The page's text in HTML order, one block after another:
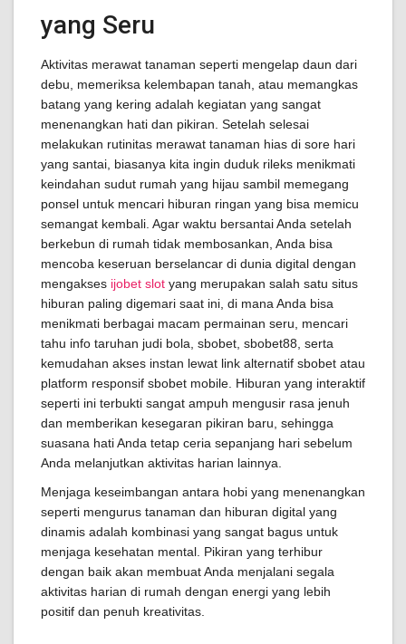
yang Seru
Aktivitas merawat tanaman seperti mengelap daun dari
debu, memeriksa kelembapan tanah, atau memangkas
batang yang kering adalah kegiatan yang sangat
menenangkan hati dan pikiran. Setelah selesai
melakukan rutinitas merawat tanaman hias di sore hari
yang santai, biasanya kita ingin duduk rileks menikmati
keindahan sudut rumah yang hijau sambil memegang
ponsel untuk mencari hiburan ringan yang bisa memicu
semangat kembali. Agar waktu bersantai Anda setelah
berkebun di rumah tidak membosankan, Anda bisa
mencoba keseruan berselancar di dunia digital dengan
mengakses ijobet slot yang merupakan salah satu situs
hiburan paling digemari saat ini, di mana Anda bisa
menikmati berbagai macam permainan seru, mencari
tahu info taruhan judi bola, sbobet, sbobet88, serta
kemudahan akses instan lewat link alternatif sbobet atau
platform responsif sbobet mobile. Hiburan yang interaktif
seperti ini terbukti sangat ampuh mengusir rasa jenuh
dan memberikan kesegaran pikiran baru, sehingga
suasana hati Anda tetap ceria sepanjang hari sebelum
Anda melanjutkan aktivitas harian lainnya.
Menjaga keseimbangan antara hobi yang menenangkan
seperti mengurus tanaman dan hiburan digital yang
dinamis adalah kombinasi yang sangat bagus untuk
menjaga kesehatan mental. Pikiran yang terhibur
dengan baik akan membuat Anda menjalani segala
aktivitas harian di rumah dengan energi yang lebih
positif dan penuh kreativitas.